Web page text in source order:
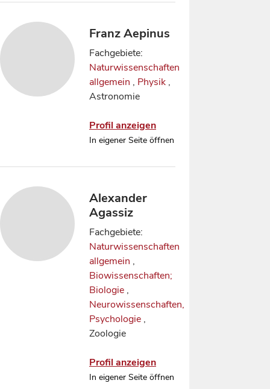
Franz Aepinus
Fachgebiete:
Naturwissenschaften
allgemein , Physik ,
Astronomie
Profil anzeigen
In eigener Seite öffnen
Alexander
Agassiz
Fachgebiete:
Naturwissenschaften
allgemein ,
Biowissenschaften;
Biologie ,
Neurowissenschaften,
Psychologie ,
Zoologie
Profil anzeigen
In eigener Seite öffnen